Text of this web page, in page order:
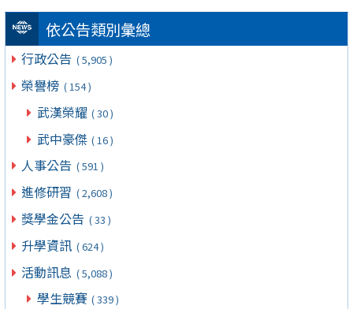
依公告類別彙總
行政公告 ( 5,905 )
榮譽榜 ( 154 )
武漢榮耀 ( 30 )
武中豪傑 ( 16 )
人事公告 ( 591 )
進修研習 ( 2,608 )
獎學金公告 ( 33 )
升學資訊 ( 624 )
活動訊息 ( 5,088 )
學生競賽 ( 339 )